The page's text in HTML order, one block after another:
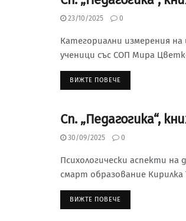
СЪДЪРЖАНИЕ НА СП.
23/10/2025 0
Категориални измерения
ученици със СОП Мира
ВИЖТЕ ПОВЕЧЕ
СЪДЪРЖАНИЕ НА СП.
Сп. „Педагогика“,
30/09/2025 0
Психологически аспекти
смарт образование Кирилка
ВИЖТЕ ПОВЕЧЕ